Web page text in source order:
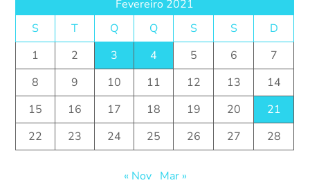
Fevereiro 2021
S
T Q Q S S
D
1
2 3 4 5 6
7
8
9 10 11 12 13
14
15
16 17 18 19 20
21
22
23 24 25 26 27 28
« Nov Mar »